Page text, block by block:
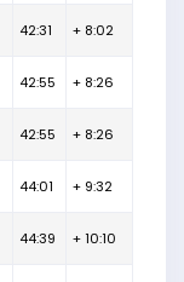
42:31 + 8:02
42:55 + 8:26
42:55 + 8:26
44:01 + 9:32
44:39 + 10:10